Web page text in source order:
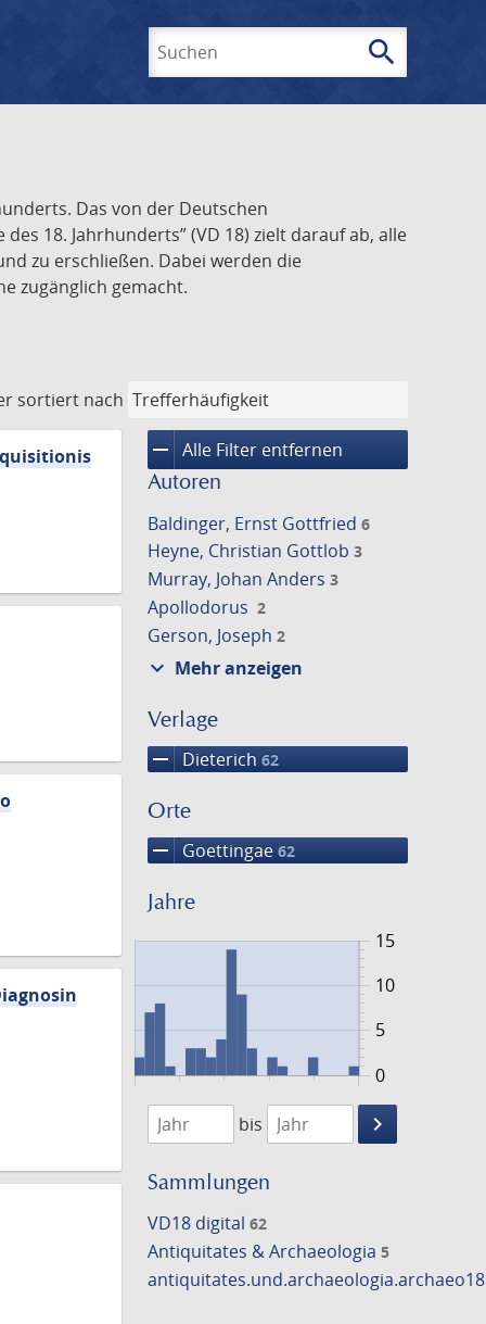
search
Das von der Deutschen
18. Jahrhunderts” (VD 18) zielt darauf ab, alle
zu erschließen. Dabei werden die
zugänglich gemacht.
sortiert nach
remove Alle Filter entfernen
Autoren
Baldinger, Ernst Gottfried 6
Heyne, Christian Gottlob 3
Murray, Johan Anders 3
Apollodorus 2
Gerson, Joseph 2
expand_more Mehr anzeigen
Verlage
remove Dieterich 62
Orte
remove Goettingae 62
Jahre
0
5
15
10
1774
1796
bis
keyboard_arrow_right
Suche
Sammlungen
VD18 digital 62
Antiquitates & Archaeologia 5